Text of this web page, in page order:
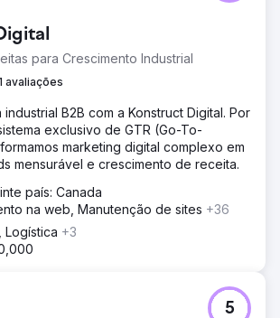
para Crescimento Industrial
avaliações
industrial B2B com a Konstruct Digital. Por
exclusivo de GTR (Go-To-
marketing digital complexo em
mensurável e crescimento de receita.
país: Canada
na web, Manutenção de sites +36
Logística +3
5